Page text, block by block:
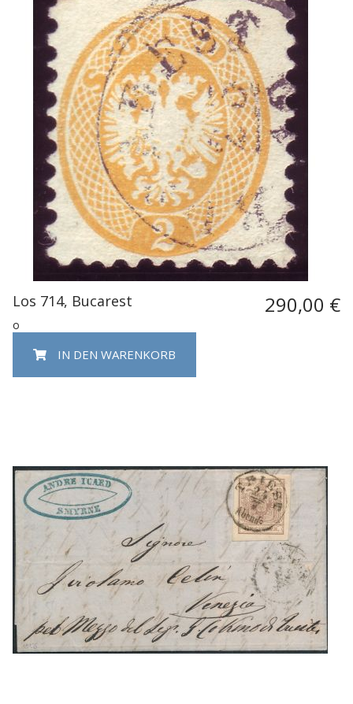
Los 714, Bucarest 290,00 €
o
IN DEN WARENKORB